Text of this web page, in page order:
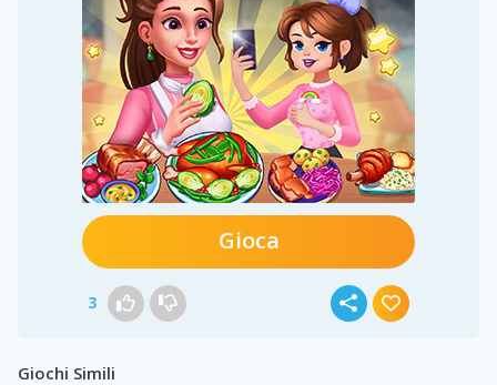
Gioca
3
Giochi Simili